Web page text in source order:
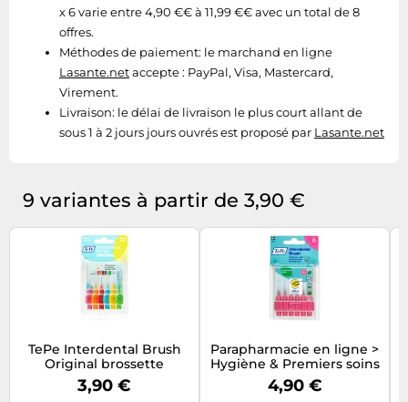
x 6 varie entre 4,90 €€ à 11,99 €€ avec un total de 8
offres.
Méthodes de paiement: le marchand en ligne
Lasante.netaccepte : PayPal, Visa, Mastercard,
Virement.
Livraison: le délai de livraison le plus court allant de
sous 1 à 2 jours jours ouvrés est proposé par Lasante.net
9 variantes à partir de 3,90 €
TePe Interdental Brush
Original brossette
interdentaire Mix 6 pcs
3,90 €
Parapharmacie en ligne >
Hygiène & Premiers soins
> Soins bucco-dentaires >
Brosses à dents TePe
4,90 €